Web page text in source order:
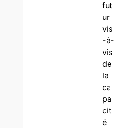
fut
ur
vis
-à-
vis
de
la
ca
pa
cit
é